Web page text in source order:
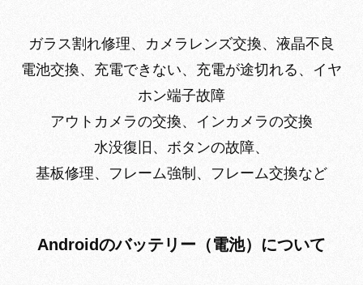
ガラス割れ修理、カメラレンズ交換、液晶不良
電池交換、充電できない、充電が途切れる、イヤ
ホン端子故障
アウトカメラの交換、インカメラの交換
水没復旧、ボタンの故障、
基板修理、フレーム強制、フレーム交換など
Androidのバッテリー（電池）について